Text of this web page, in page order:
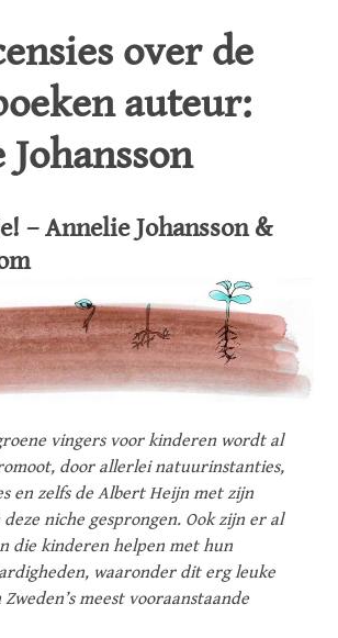
over de
auteur:
– Annelie Johansson &
vingers voor kinderen wordt al
door allerlei natuurinstanties,
en zelfs de Albert Heijn met zijn
niche gesprongen. Ook zijn er al
die kinderen helpen met hun
waaronder dit erg leuke
meest vooraanstaande